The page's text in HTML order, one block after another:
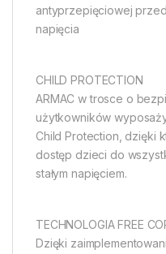
antyprzepięciowej
napięcia
CHILD PROTECTION
ARMAC w trosce o
użytkowników
Child Protection, dzięki
dostęp dzieci do
stałym napięciem.
TECHNOLOGIA FREE
Dzięki